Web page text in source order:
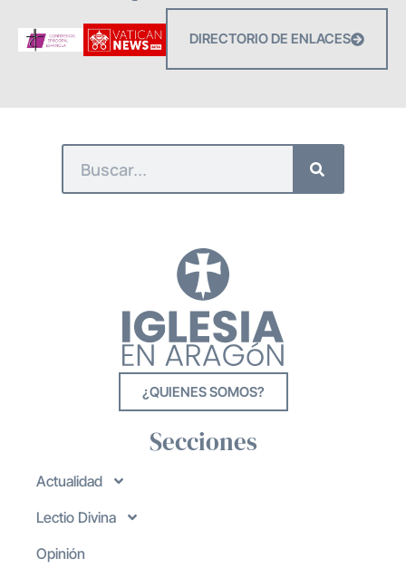
DIRECTORIO DE ENLACES
¿QUIENES SOMOS?
Secciones
Actualidad
Lectio Divina
Opinión